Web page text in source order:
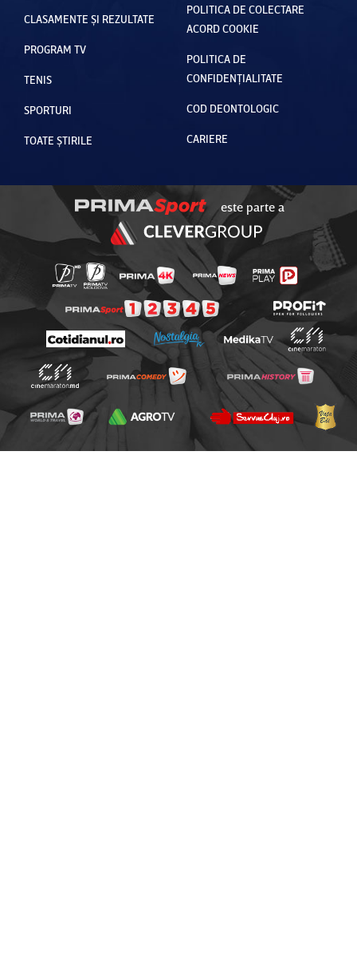
CLASAMENTE ȘI REZULTATE
PROGRAM TV
TENIS
SPORTURI
TOATE ȘTIRILE
POLITICA DE COLECTARE
ACORD COOKIE
POLITICA DE
CONFIDENȚIALITATE
COD DEONTOLOGIC
CARIERE
este parte a